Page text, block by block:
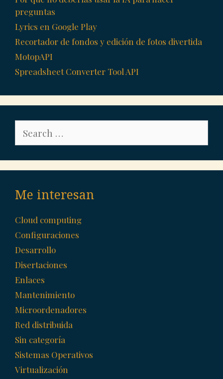
preguntas
Lyrics en Google Play
Recortador de fondos y edición de fotos divertida
MotopAPI
Spreadsheet Converter Tool API
for:
Me interesan
Cloud computing
Configuraciones
Desarrollo
Disertaciones
Enlaces
Mantenimiento
Microordenadores
Red distribuida
Sin categoría
Sistemas Operativos
Virtualización